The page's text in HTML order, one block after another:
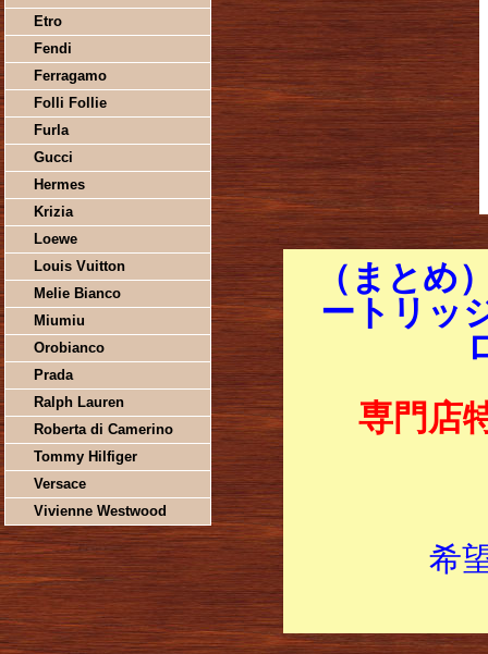
Etro
Fendi
Ferragamo
Folli Follie
Furla
Gucci
Hermes
Krizia
Loewe
Louis Vuitton
Melie Bianco
Miumiu
Orobianco
Prada
Ralph Lauren
Roberta di Camerino
Tommy Hilfiger
Versace
Vivienne Westwood
（まとめ
ートリッ
専門店
希